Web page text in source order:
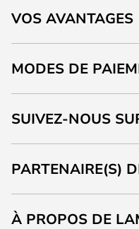
VOS AVANTAGES
MODES DE
SUIVEZ-NOUS
PARTENAIRE(S)
À PROPOS DE